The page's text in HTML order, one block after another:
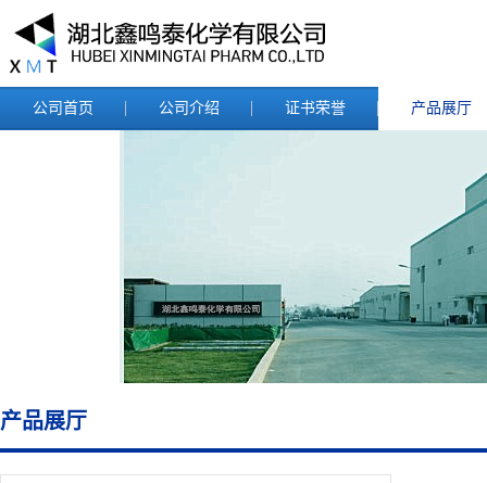
公司首页 公司介绍 证书荣誉 产品展厅
产品展厅